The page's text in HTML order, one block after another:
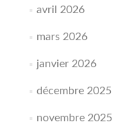
avril 2026
mars 2026
janvier 2026
décembre 2025
novembre 2025